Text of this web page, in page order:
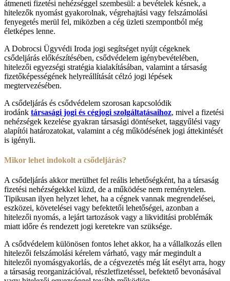
átmeneti fizetési nehézséggel szembesül: a bevételek késnek, a
hitelezők nyomást gyakorolnak, végrehajtási vagy felszámolási
fenyegetés merül fel, miközben a cég üzleti szempontból még
életképes lenne.
A Dobrocsi Ügyvédi Iroda jogi segítséget nyújt cégeknek
csődeljárás előkészítésében, csődvédelem igénybevételében,
hitelezői egyezségi stratégia kialakításában, valamint a társaság
fizetőképességének helyreállítását célzó jogi lépések
megtervezésében.
A csődeljárás és csődvédelem szorosan kapcsolódik
irodánk társasági jogi és cégjogi szolgáltatásaihoz, mivel a fizetési
nehézségek kezelése gyakran társasági döntéseket, taggyűlési vagy
alapítói határozatokat, valamint a cég működésének jogi áttekintését
is igényli.
Mikor lehet indokolt a csődeljárás?
A csődeljárás akkor merülhet fel reális lehetőségként, ha a társaság
fizetési nehézségekkel küzd, de a működése nem reménytelen.
Tipikusan ilyen helyzet lehet, ha a cégnek vannak megrendelései,
eszközei, követelései vagy befektetői lehetőségei, azonban a
hitelezői nyomás, a lejárt tartozások vagy a likviditási problémák
miatt időre és rendezett jogi keretekre van szüksége.
A csődvédelem különösen fontos lehet akkor, ha a vállalkozás ellen
hitelezői felszámolási kérelem várható, vagy már megindult a
hitelezői nyomásgyakorlás, de a cégvezetés még lát esélyt arra, hogy
a társaság reorganizációval, részletfizetéssel, befektető bevonásával